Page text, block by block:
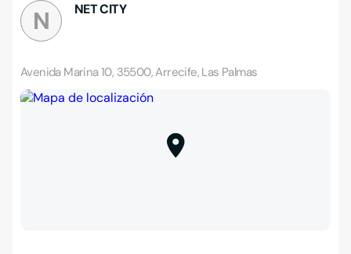
N NET CITY
Avenida Marina 10, 35500, Arrecife, Las Palmas